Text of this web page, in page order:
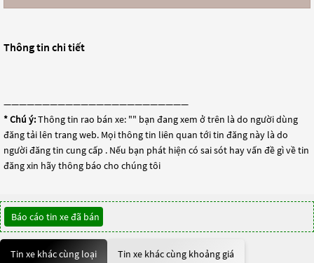
Thông tin chi tiết
————————————————————————
* Chú ý:Thông tin rao bán xe: "" bạn đang xem ở trên là do người dùng
đăng tải lên trang web. Mọi thông tin liên quan tới tin đăng này là do
người đăng tin cung cấp . Nếu bạn phát hiện có sai sót hay vấn đề gì về tin
đăng xin hãy thông báo cho chúng tôi
Báo cáo tin xe đã bán
Tin xe khác cùng loại Tin xe khác cùng khoảng giá